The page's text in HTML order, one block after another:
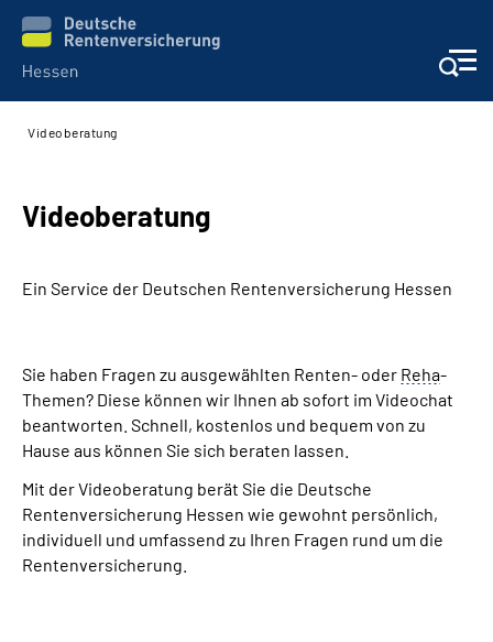
Online-Services
Beratung und Kontakt
Magazine
Über uns
Inhalte in Gebärdensprache (DGS)
Leichte Sprache
Videoberatung
Videoberatung
Ein Service der Deutschen Renten­versicherung Hessen
Sie haben Fragen zu ausgewählten Renten- oder Reha-
Themen? Diese können wir Ihnen ab sofort im Videochat
beantworten. Schnell, kostenlos und bequem von zu
Hause aus können Sie sich beraten lassen.
Mit der Videoberatung berät Sie die Deutsche
Rentenversicherung Hessen wie gewohnt persönlich,
individuell und umfassend zu Ihren Fragen rund um die
Rentenversicherung.